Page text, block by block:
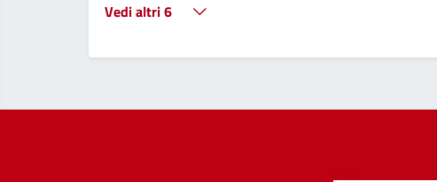
Vedi altri 6